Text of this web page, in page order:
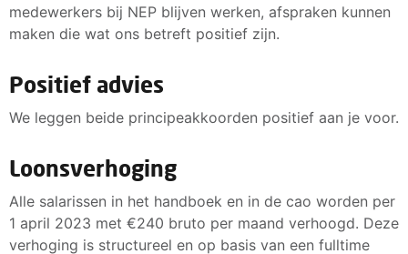
medewerkers bij NEP blijven werken, afspraken kunnen
maken die wat ons betreft positief zijn.
Positief advies
We leggen beide principeakkoorden positief aan je voor.
Loonsverhoging
Alle salarissen in het handboek en in de cao worden per
1 april 2023 met €240 bruto per maand verhoogd. Deze
verhoging is structureel en op basis van een fulltime